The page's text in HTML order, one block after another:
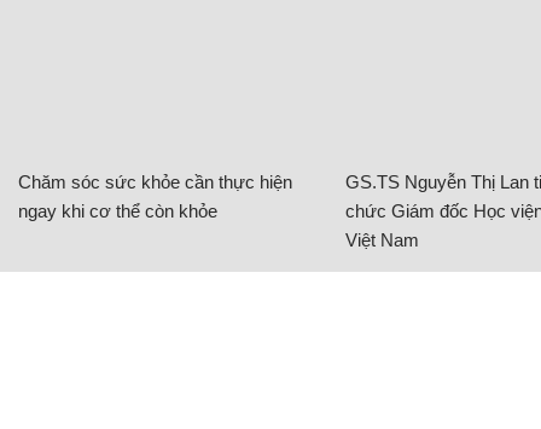
Chăm sóc sức khỏe cần thực hiện
ngay khi cơ thể còn khỏe
GS.TS Nguyễn Thị Lan
chức Giám đốc Học
Việt Nam